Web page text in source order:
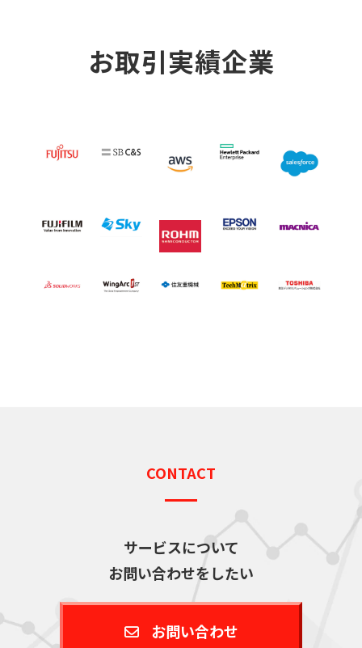
お取引実績企業
CONTACT
サービスについて
お問い合わせをしたい
お問い合わせ